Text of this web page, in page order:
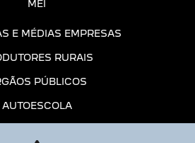
MEI
E MÉDIAS EMPRESAS
RURAIS
PÚBLICOS
AUTOESCOLA